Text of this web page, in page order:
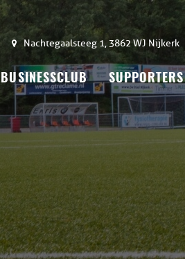
Nachtegaalsteeg 1, 3862 WJ Nijkerk
BUSINESSCLUB SUPPORTERS